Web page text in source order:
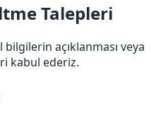
Talepleri
açıklanması veya
kabul ederiz.